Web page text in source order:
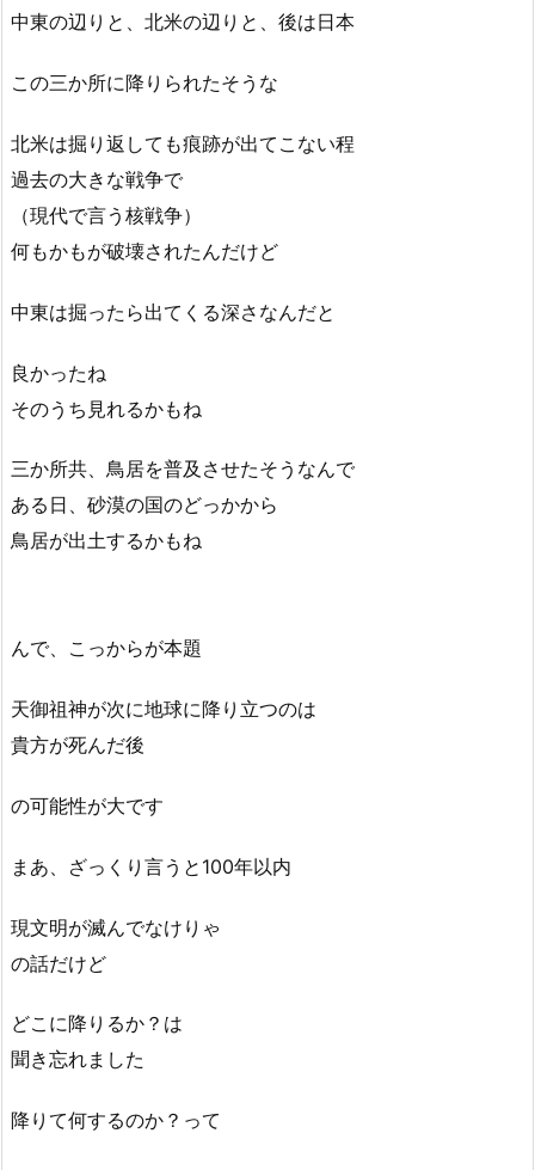
中東の辺りと、北米の辺りと、後は日本
この三か所に降りられたそうな
北米は掘り返しても痕跡が出てこない程
過去の大きな戦争で
（現代で言う核戦争）
何もかもが破壊されたんだけど
中東は掘ったら出てくる深さなんだと
良かったね
そのうち見れるかもね
三か所共、鳥居を普及させたそうなんで
ある日、砂漠の国のどっかから
鳥居が出土するかもね
んで、こっからが本題
天御祖神が次に地球に降り立つのは
貴方が死んだ後
の可能性が大です
まあ、ざっくり言うと100年以内
現文明が滅んでなけりゃ
の話だけど
どこに降りるか？は
聞き忘れました
降りて何するのか？って